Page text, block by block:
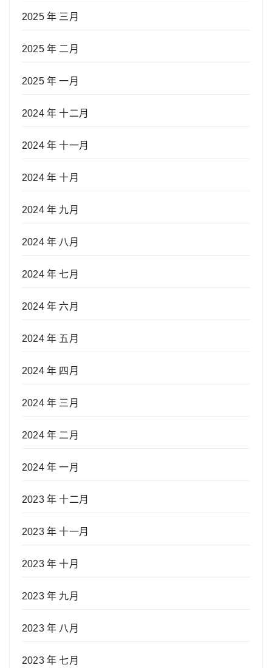
2025 年 三月
2025 年 二月
2025 年 一月
2024 年 十二月
2024 年 十一月
2024 年 十月
2024 年 九月
2024 年 八月
2024 年 七月
2024 年 六月
2024 年 五月
2024 年 四月
2024 年 三月
2024 年 二月
2024 年 一月
2023 年 十二月
2023 年 十一月
2023 年 十月
2023 年 九月
2023 年 八月
2023 年 七月